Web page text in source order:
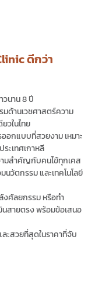
ดีกว่า
นาน 8 ปี
ด้านเวชศาสตร์ความ
วในไทย
อกแบบที่สวยงาม เหมาะ
ะเทศเกาหลี
มสำคัญกับคนไข้ทุกเคส
วัตกรรม และเทคโนโลยี
งศัลยกรรม หรือทำ
นสายตรง พร้อมข้อเสนอ
ะสวยที่สุดในราคาที่จับ